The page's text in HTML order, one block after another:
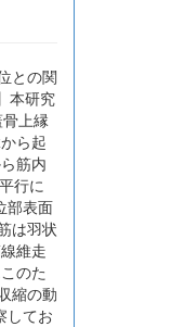
との関
本研究
上縁
ら起
筋内
行に
部表面
は羽状
維走
のた
縮の動
してお